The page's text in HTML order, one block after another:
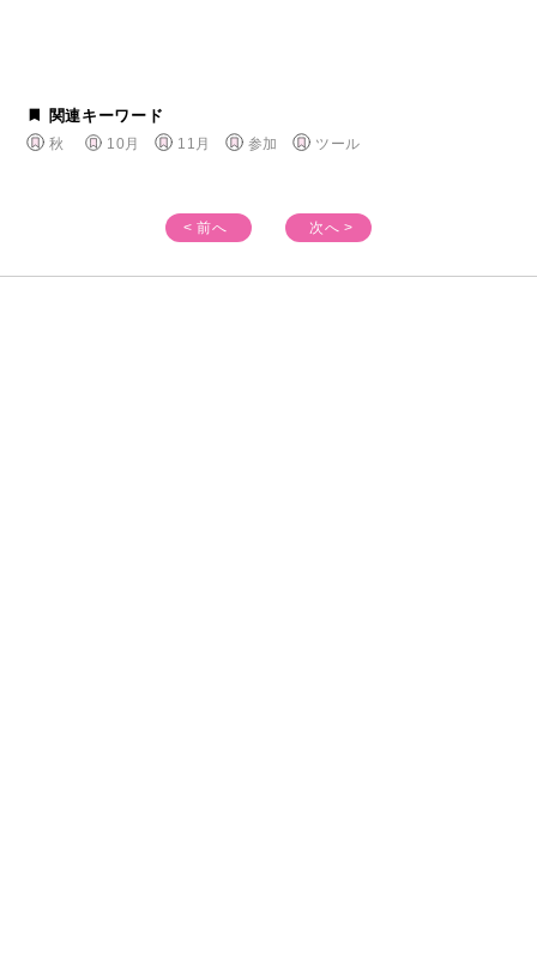
関連キーワード
秋 10月 11月 参加 ツール
< 前へ 次へ >